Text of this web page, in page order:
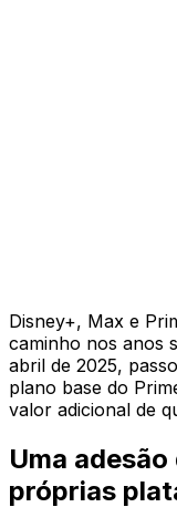
Disney+, Max e
caminho nos anos
abril de 2025,
plano base do
valor adicional de
Uma
próprias